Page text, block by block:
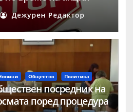
Дежурен Редактор
Общество Политика
посредник на
поред процедура